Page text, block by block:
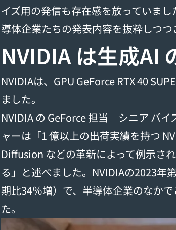
イズ用の発信も存在感を放っていま
導体企業たちの発表内容を抜粋しつつ
NVIDIA は生成AI
NVIDIAは、GPU GeForce RTX 40
ました。
NVIDIA の GeForce 担当 シニア バイ
ャーは「1 億以上の出荷実績を持つ
Diffusion などの革新によって例示さ
る」と述べました。NVIDIAの2023年
期比34％増）で、半導体企業のなか
た。